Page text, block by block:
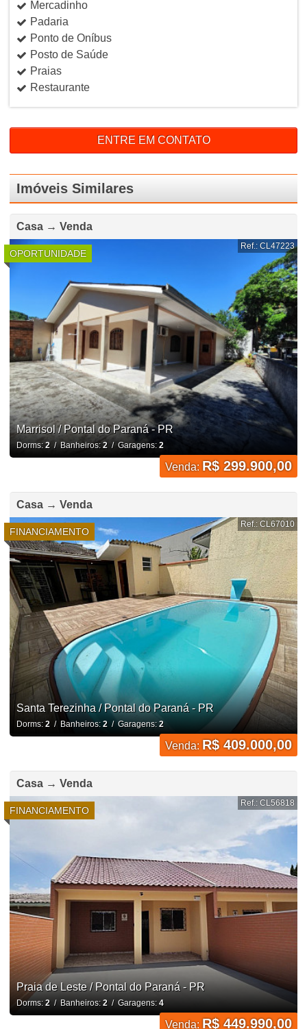
Mercadinho
Padaria
Ponto de Oníbus
Posto de Saúde
Praias
Restaurante
ENTRE EM CONTATO
Imóveis Similares
Casa → Venda
OPORTUNIDADE
Ref.: CL47223
Marrisol / Pontal do Paraná - PR
Dorms: 2/ Banheiros:2/ Garagens: 2
Venda: R$ 299.900,00
Casa → Venda
FINANCIAMENTO
Ref.: CL67010
Santa Terezinha / Pontal do Paraná - PR
Dorms: 2/ Banheiros: 2/ Garagens: 2
Venda: R$ 409.000,00
Casa → Venda
FINANCIAMENTO
Ref.: CL56818
Praia de Leste / Pontal do Paraná - PR
Dorms: 2/ Banheiros: 2/ Garagens: 4
Venda: R$ 449.990,00